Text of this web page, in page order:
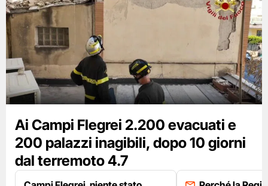
Ai Campi Flegrei 2.200 evacuati e
200 palazzi inagibili, dopo 10 giorni
dal terremoto 4.7